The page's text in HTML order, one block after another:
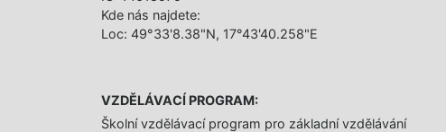
Kde nás najdete:
Loc: 49°33'8.38"N, 17°43'40.258"E
VZDĚLÁVACÍ PROGRAM:
Školní vzdělávací program pro základní vzdělávání